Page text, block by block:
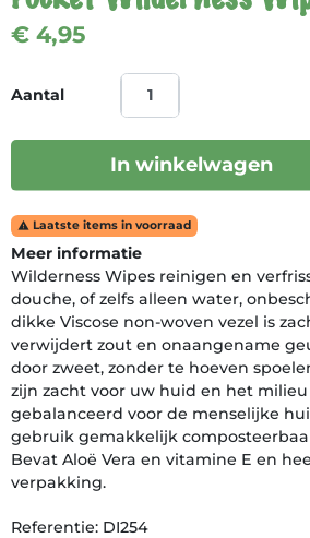
€ 4,95
Aantal
In winkelwagen
 Laatste items in voorraad
Meer informatie
Wilderness Wipes reinigen en
douche, of zelfs alleen water,
dikke Viscose non-woven vezel is
verwijdert zout en onaangename
door zweet, zonder te hoeven
zijn zacht voor uw huid en het
gebalanceerd voor de menselijke
gebruik gemakkelijk
Bevat Aloë Vera en vitamine E en
verpakking.
Referentie: DI254